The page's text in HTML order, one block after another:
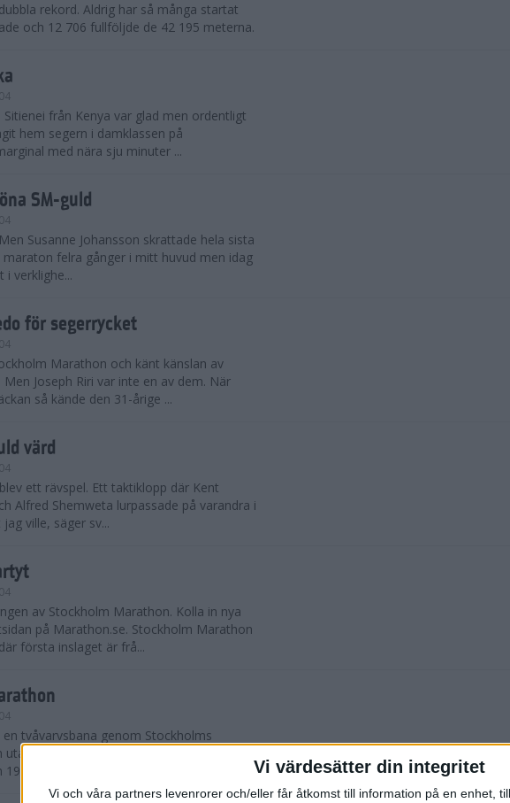
Vi värdesätter din integritet
Vi och våra partners levenrorer och/eller får åtkomst till information på en enhet,
rekord. Aldrig har så många startat
och 12 706 fullföljde de 42 195 meterna.
från Kenya var glad men ordentligt
hem segern i damklassen på
med nära sju minuter ...
SM-guld
Susanne Johansson skrattade hela sista
maraton felra gånger i mitt huvud men idag
verklighe...
för segerrycket
Marathon och känt känslan av
Joseph Riri var inte en av dem. När
så kände den 31-årige ...
värd
ett rävspel. Ett taktiklopp där Kent
Alfred Shemweta lurpassade på varandra i
ville, säger sv...
av Stockholm Marathon. Kolla in nya
på Marathon.se. Stockholm Marathon
första inslaget är frå...
tvåvarvsbana genom Stockholms
Stockholms Stadion och mål inne